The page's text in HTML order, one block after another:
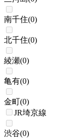
南千住(0)
北千住(0)
綾瀬(0)
亀有(0)
金町(0)
JR埼京線
渋谷(0)